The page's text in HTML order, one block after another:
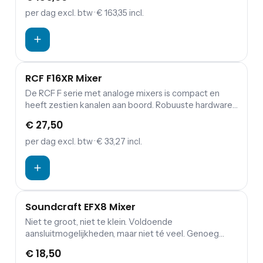
per dag excl. btw· € 163,35 incl.
RCF F16XR Mixer
De RCF F serie met analoge mixers is compact en
heeft zestien kanalen aan boord. Robuuste hardware,
en een intuïtieve bediening maken dit een
mengpaneel waar zowel de beginnende als
€ 27,50
per dag excl. btw· € 33,27 incl.
Soundcraft EFX8 Mixer
Niet te groot, niet te klein. Voldoende
aansluitmogelijkheden, maar niet té veel. Genoeg
mengtafeltje dat compactheid en opties combineert.
€ 18,50